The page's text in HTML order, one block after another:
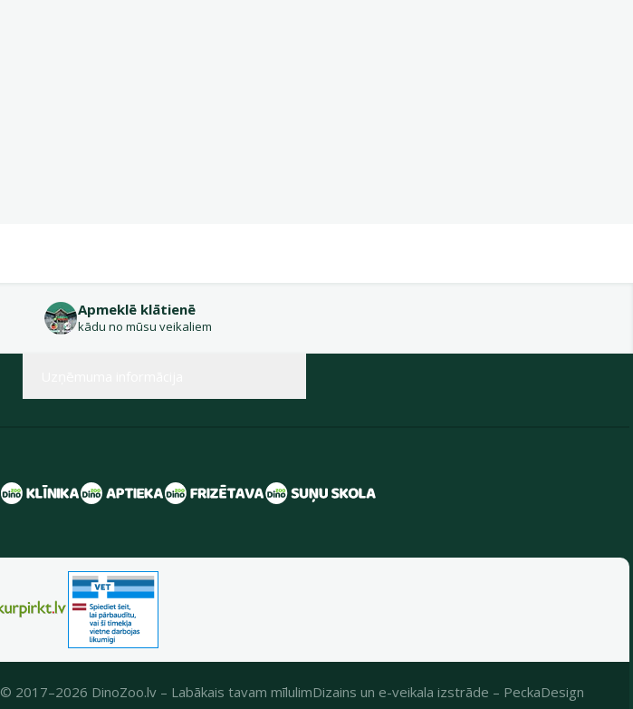
Apmeklē klātienē
kādu no mūsu veikaliem
© 2017–2026 DinoZoo.lv – Labākais tavam mīlulimDizains un e-veikala izstrāde – PeckaDesign